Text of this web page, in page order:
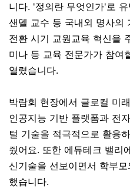
니다. '정의란 무엇인가'로
샌델 교수 등 국내외 명사의
전환 시기 교원교육 혁신을
미나 등 교육 전문가가 참여
열렸습니다.
박람회 현장에서 글로컬 미
인공지능 기반 플랫폼과 전
털 기술을 적극적으로 활용
줬어요. 또한 에듀테크 밸리
신기술을 선보이면서 학부
했습니다.